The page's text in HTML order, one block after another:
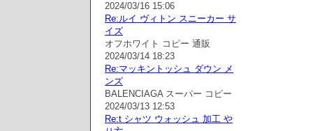
2024/03/16 15:06
Re:ルイ ヴィトン スニーカー サ
イズ
オフホワイト コピー 通販
2024/03/14 18:23
Re:マッキントッシュ ダウン メ
ンズ
BALENCIAGA スーパー コピー
2024/03/13 12:53
Re:t シャツ ウォッシュ 加工 や